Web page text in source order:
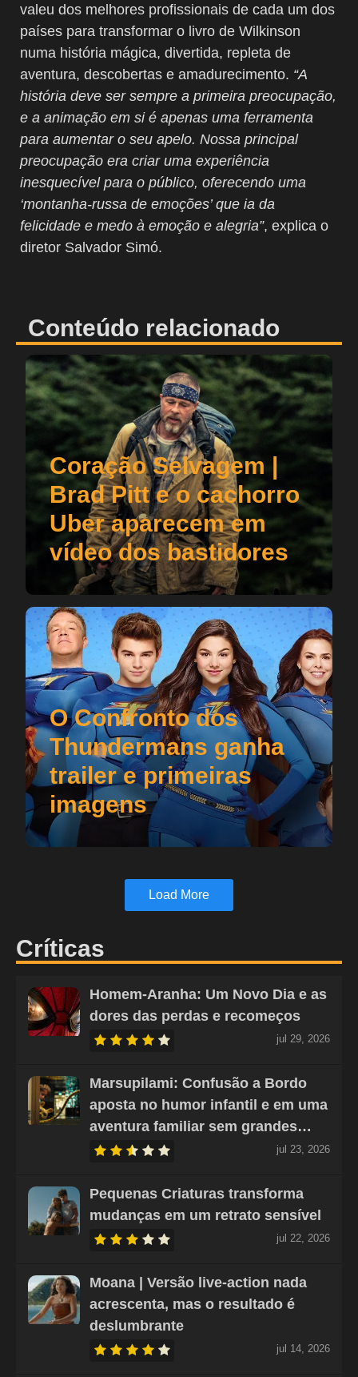
valeu dos melhores profissionais de cada um dos
países para transformar o livro de Wilkinson
numa história mágica, divertida, repleta de
aventura, descobertas e amadurecimento. “A
história deve ser sempre a primeira preocupação,
e a animação em si é apenas uma ferramenta
para aumentar o seu apelo. Nossa principal
preocupação era criar uma experiência
inesquecível para o público, oferecendo uma
‘montanha-russa de emoções’ que ia da
felicidade e medo à emoção e alegria”, explica o
diretor Salvador Simó.
Conteúdo relacionado
Coração Selvagem |
Brad Pitt e o cachorro
Uber aparecem em
vídeo dos bastidores
O Confronto dos
Thundermans ganha
trailer e primeiras
imagens
Load More
Críticas
Homem-Aranha: Um Novo Dia e as
dores das perdas e recomeços
jul 29, 2026
Marsupilami: Confusão a Bordo
aposta no humor infantil e em uma
aventura familiar sem grandes…
jul 23, 2026
Pequenas Criaturas transforma
mudanças em um retrato sensível
jul 22, 2026
Moana | Versão live-action nada
acrescenta, mas o resultado é
deslumbrante
jul 14, 2026